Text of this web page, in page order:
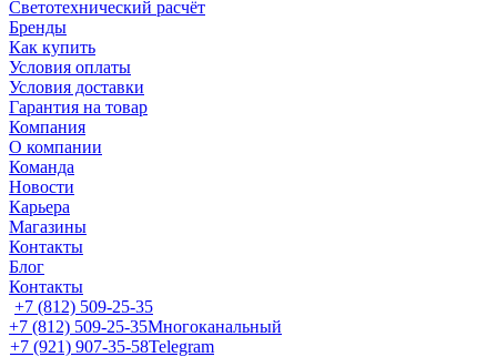
Светотехнический расчёт
Бренды
Как купить
Условия оплаты
Условия доставки
Гарантия на товар
Компания
О компании
Команда
Новости
Карьера
Магазины
Контакты
Блог
Контакты
+7 (812) 509-25-35
+7 (812) 509-25-35Многоканальный
+7 (921) 907-35-58Telegram